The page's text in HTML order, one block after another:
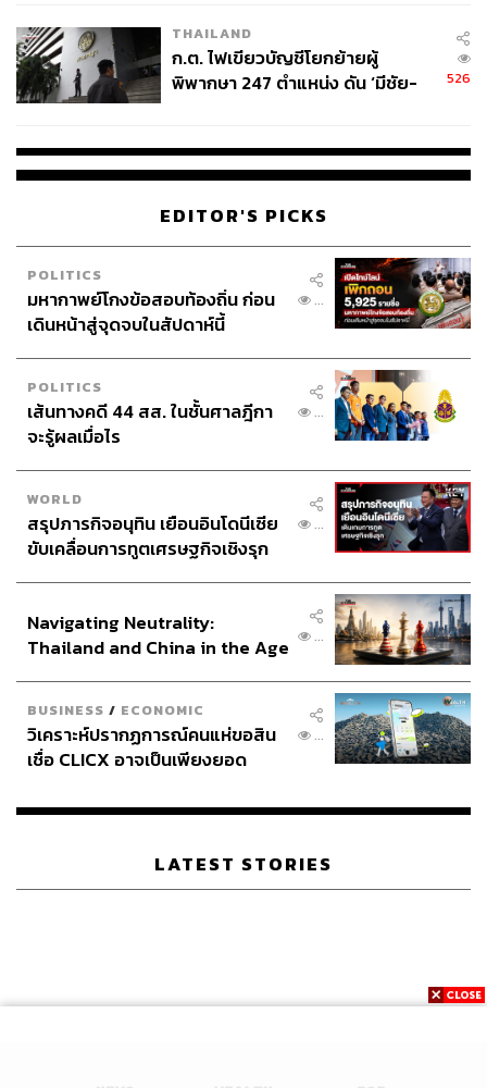
THAILAND
ก.ต. ไฟเขียวบัญชีโยกย้ายผู้
พิพากษา 247 ตำแหน่ง ดัน ‘มีชัย-
526
EDITOR'S PICKS
POLITICS
มหากาพย์โกงข้อสอบท้องถิ่น ก่อน
เดินหน้าสู่จุดจบในสัปดาห์นี้
...
POLITICS
เส้นทางคดี 44 สส. ในชั้นศาลฎีกา
จะรู้ผลเมื่อไร
...
WORLD
สรุปภารกิจอนุทิน เยือนอินโดนีเซีย
ขับเคลื่อนการทูตเศรษฐกิจเชิงรุก
...
Navigating Neutrality:
Thailand and China in the Age
...
BUSINESS / ECONOMIC
วิเคราะห์ปรากฏการณ์คนแห่ขอสิน
เชื่อ CLICX อาจเป็นเพียงยอด
เรือนไทยที่ถูกซุกไว้
...
LATEST STORIES